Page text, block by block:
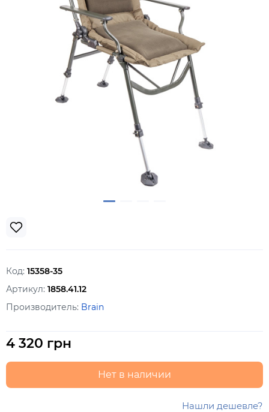
Код: 15358-35
Артикул: 1858.41.12
Производитель: Brain
4 320 грн
Нет в наличии
Нашли дешевле?